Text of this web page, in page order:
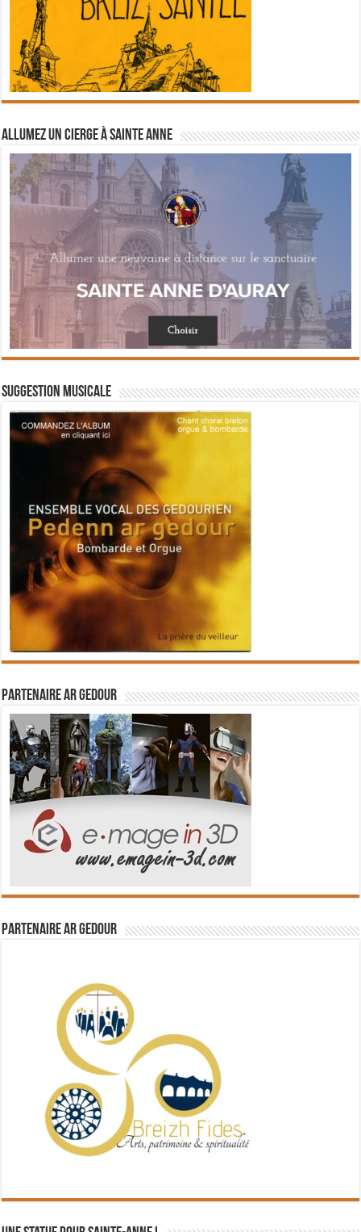
Allumez un cierge à Sainte Anne
Suggestion musicale
Partenaire Ar Gedour
Partenaire Ar Gedour